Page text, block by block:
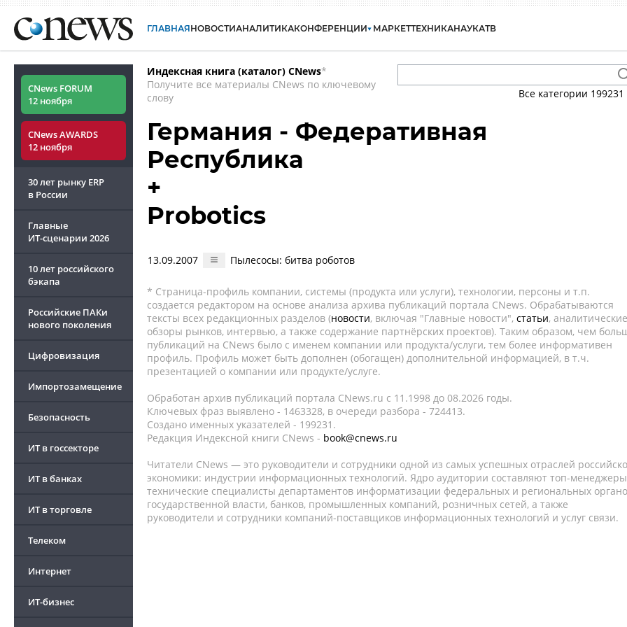
ГЛАВНАЯНОВОСТИАНАЛИТИКАКОНФЕРЕНЦИИ МАРКЕТТЕХНИКАНАУКАТВ
CNews FORUM
12 ноября
CNews AWARDS
12 ноября
30 лет рынку ERP
в России
Главные
ИТ-сценарии 2026
10 лет российского
бэкапа
Российские ПАКи
нового поколения
Цифровизация
Импортозамещение
Безопасность
ИТ в госсекторе
ИТ в банках
ИТ в торговле
Телеком
Интернет
ИТ-бизнес
Индексная книга (каталог) CNews*
Получите все материалы CNews по ключевому
слову
Все категории 199231
Германия - Федеративная
Республика
+
Probotics
13.09.2007 Пылесосы: битва роботов
* Страница-профиль компании, системы (продукта или услуги), технологии, персоны и т.п.
создается редактором на основе анализа архива публикаций портала CNews. Обрабатываются
тексты всех редакционных разделов (новости, включая "Главные новости", статьи, аналитические
обзоры рынков, интервью, а также содержание партнёрских проектов). Таким образом, чем
публикаций на CNews было с именем компании или продукта/услуги, тем более информативен
профиль. Профиль может быть дополнен (обогащен) дополнительной информацией, в т.ч.
презентацией о компании или продукте/услуге.
Обработан архив публикаций портала CNews.ru c 11.1998 до 08.2026 годы.
Ключевых фраз выявлено - 1463328, в очереди разбора - 724413.
Создано именных указателей - 199231.
Редакция Индексной книги CNews - book@cnews.ru
Читатели CNews — это руководители и сотрудники одной из самых успешных отраслей
экономики: индустрии информационных технологий. Ядро аудитории составляют топ-
технические специалисты департаментов информатизации федеральных и региональных
государственной власти, банков, промышленных компаний, розничных сетей, а также
руководители и сотрудники компаний-поставщиков информационных технологий и услуг связи.